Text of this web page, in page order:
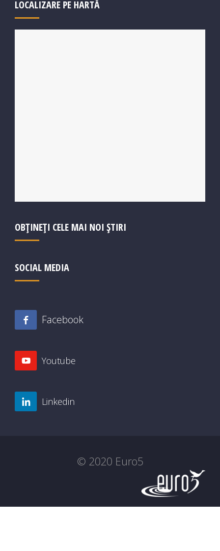
LOCALIZARE PE HARTĂ
OBȚINEȚI CELE MAI NOI ȘTIRI
SOCIAL MEDIA
Facebook
Youtube
Linkedin
© 2020 Euro5